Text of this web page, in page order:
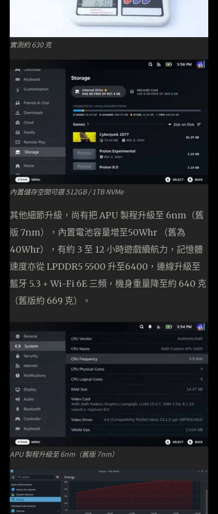
實測約 630 克
內置儲存空間可選 512GB / 1TB NVMe
其他細節升級，尚有把 APU 製程升級至 6nm（舊
版 7nm），內置電池容量增至50Whr （舊為
40Whr），有約 3 至 12 小時遊戲續航力，記憶體
速度亦從 LPDDR5 5500 升至6400，連線升級至
藍牙 5.3 + Wi-Fi 6E 三頻，機身重量降至約 640 克
（舊版約 669 克）。
APU 製程升級至 6nm（舊版 7nm）